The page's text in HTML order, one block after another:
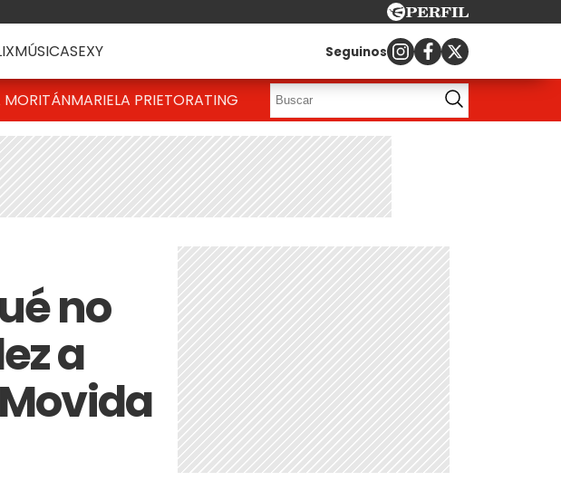
MÚSICASEXY Seguinos
MORITÁNMARIELA PRIETORATING
no
a